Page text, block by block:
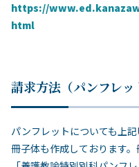
https://
html
請求方法（パンフレッ
パンフレットについても上
冊子体も作成しております